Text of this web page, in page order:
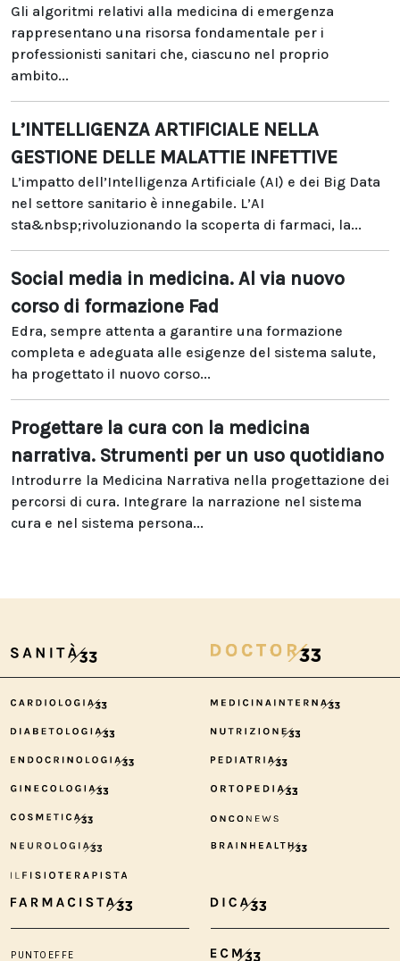
Gli algoritmi relativi alla medicina di emergenza
rappresentano una risorsa fondamentale per i
professionisti sanitari che, ciascuno nel proprio
ambito...
L’INTELLIGENZA ARTIFICIALE NELLA
GESTIONE DELLE MALATTIE INFETTIVE
L’impatto dell’Intelligenza Artificiale (AI) e dei Big Data
nel settore sanitario è innegabile. L’AI
sta&nbsp;rivoluzionando la scoperta di farmaci, la...
Social media in medicina. Al via nuovo
corso di formazione Fad
Edra, sempre attenta a garantire una formazione
completa e adeguata alle esigenze del sistema salute,
ha progettato il nuovo corso...
Progettare la cura con la medicina
narrativa. Strumenti per un uso quotidiano
Introdurre la Medicina Narrativa nella progettazione dei
percorsi di cura. Integrare la narrazione nel sistema
cura e nel sistema persona...